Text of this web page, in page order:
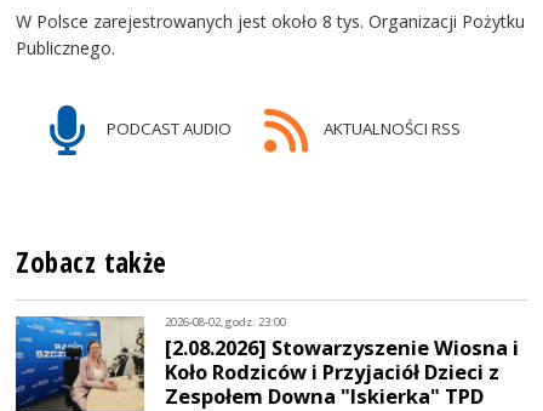
W Polsce zarejestrowanych jest około 8 tys. Organizacji Pożytku
Publicznego.
PODCAST AUDIO AKTUALNOŚCI RSS
Zobacz także
2026-08-02, godz. 23:00
[2.08.2026] Stowarzyszenie Wiosna i
Koło Rodziców i Przyjaciół Dzieci z
Zespołem Downa "Iskierka" TPD